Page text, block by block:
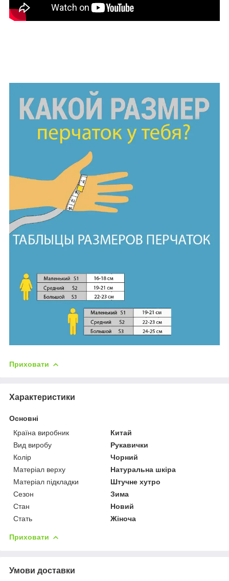
Приховати
Характеристики
Основні
Країна виробник
Китай
Вид виробу
Рукавички
Колір
Чорний
Матеріал верху
Натуральна шкіра
Матеріал підкладки
Штучне хутро
Сезон
Зима
Стан
Новий
Стать
Жіноча
Приховати
Умови доставки